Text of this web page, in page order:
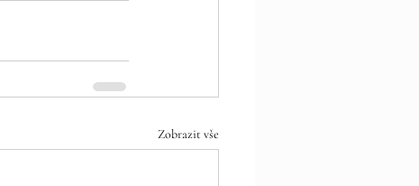
Zobrazit vše